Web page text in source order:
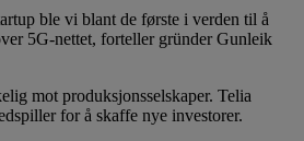
ble vi blant de første i verden til å
5G-nettet, forteller gründer Gunleik
mot produksjonsselskaper. Telia
for å skaffe nye investorer.